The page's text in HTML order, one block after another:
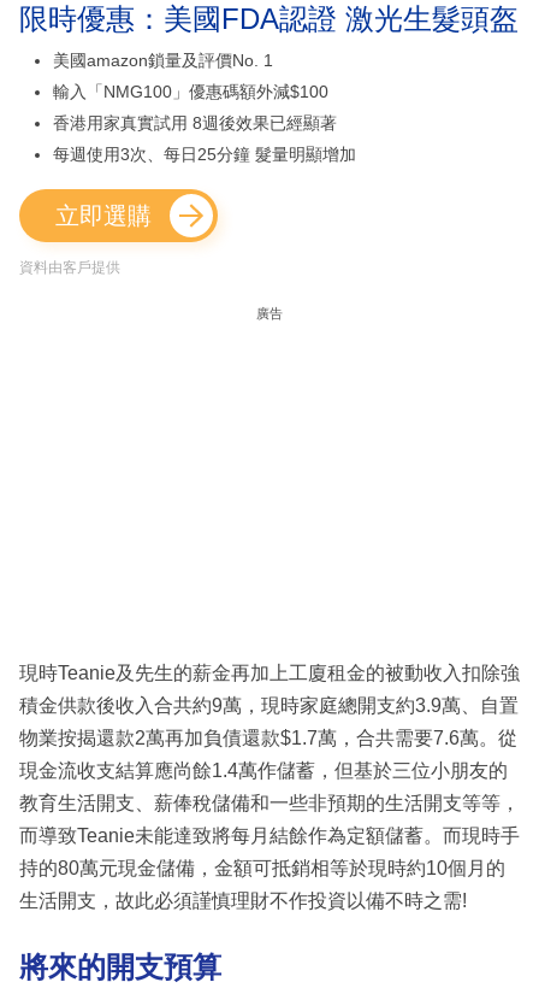
限時優惠：美國FDA認證 激光生髮頭盔
美國amazon鎖量及評價No. 1
輸入「NMG100」優惠碼額外減$100
香港用家真實試用 8週後效果已經顯著
每週使用3次、每日25分鐘 髮量明顯增加
立即選購
資料由客戶提供
廣告
現時Teanie及先生的薪金再加上工廈租金的被動收入扣除強
積金供款後收入合共約9萬，現時家庭總開支約3.9萬、自置
物業按揭還款2萬再加負債還款$1.7萬，合共需要7.6萬。從
現金流收支結算應尚餘1.4萬作儲蓄，但基於三位小朋友的
教育生活開支、薪俸稅儲備和一些非預期的生活開支等等，
而導致Teanie未能達致將每月結餘作為定額儲蓄。而現時手
持的80萬元現金儲備，金額可抵銷相等於現時約10個月的
生活開支，故此必須謹慎理財不作投資以備不時之需!
將來的開支預算